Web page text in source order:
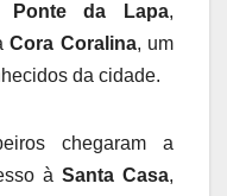
Ponte da Lapa,
Cora Coralina, um
da cidade.
chegaram a
àSanta Casa,